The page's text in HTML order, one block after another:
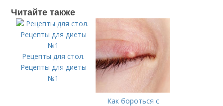
Читайте также
Рецепты для стол.
Рецепты для диеты
№1
Как бороться с